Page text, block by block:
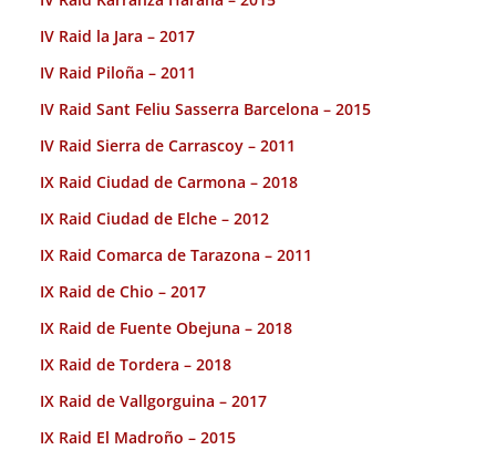
IV Raid la Jara – 2017
IV Raid Piloña – 2011
IV Raid Sant Feliu Sasserra Barcelona – 2015
IV Raid Sierra de Carrascoy – 2011
IX Raid Ciudad de Carmona – 2018
IX Raid Ciudad de Elche – 2012
IX Raid Comarca de Tarazona – 2011
IX Raid de Chio – 2017
IX Raid de Fuente Obejuna – 2018
IX Raid de Tordera – 2018
IX Raid de Vallgorguina – 2017
IX Raid El Madroño – 2015